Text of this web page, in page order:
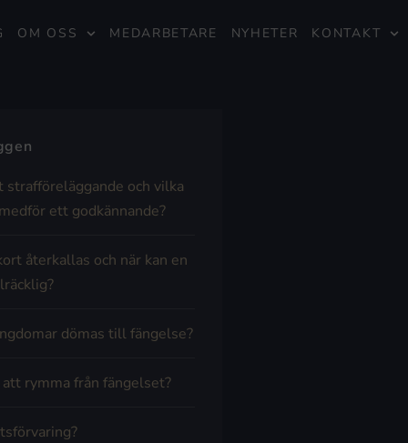
OM OSS MEDARBETARE NYHETER KONTAKT
strafföreläggande och vilka
ett godkännande?
återkallas och när kan en
dömas till fängelse?
rymma från fängelset?